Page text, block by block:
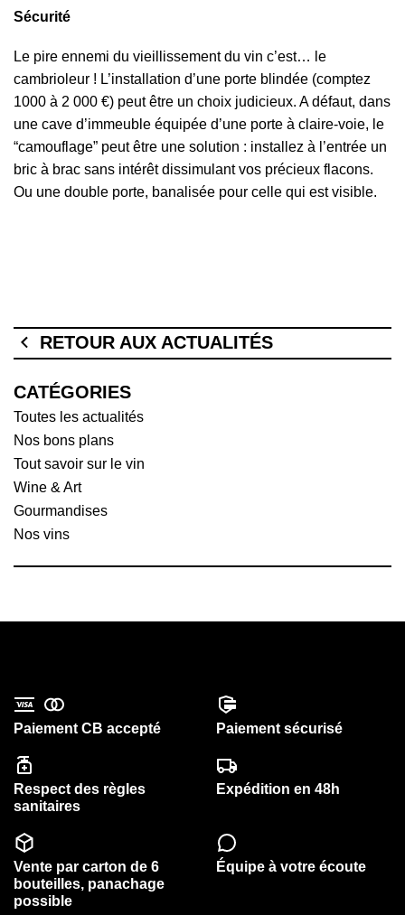
Sécurité
Le pire ennemi du vieillissement du vin c’est… le
cambrioleur ! L’installation d’une porte blindée (comptez
1000 à 2 000 €) peut être un choix judicieux. A défaut, dans
une cave d’immeuble équipée d’une porte à claire-voie, le
“camouflage” peut être une solution : installez à l’entrée un
bric à brac sans intérêt dissimulant vos précieux flacons.
Ou une double porte, banalisée pour celle qui est visible.
RETOUR AUX ACTUALITÉS
CATÉGORIES
Toutes les actualités
Nos bons plans
Tout savoir sur le vin
Wine & Art
Gourmandises
Nos vins
Paiement CB accepté Paiement sécurisé
Respect des règles
sanitaires
Expédition en 48h
Vente par carton de 6
bouteilles, panachage
possible
Équipe à votre écoute